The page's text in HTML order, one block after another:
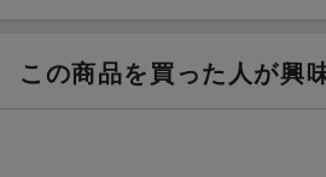
この商品を買った人が興